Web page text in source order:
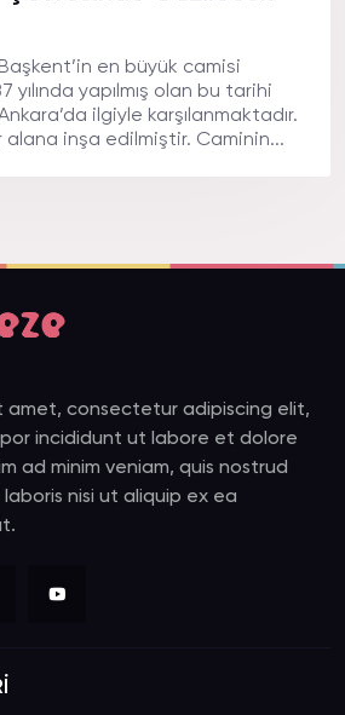
en büyük camisi
yılında yapılmış olan bu tarihi
ilgiyle karşılanmaktadır.
alana inşa edilmiştir. Caminin...
amet, consectetur adipiscing elit,
incididunt ut labore et dolore
ad minim veniam, quis nostrud
nisi ut aliquip ex ea